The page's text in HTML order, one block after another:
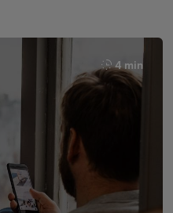
4 min